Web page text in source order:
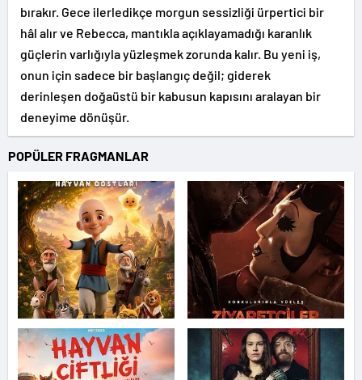
bırakır. Gece ilerledikçe morgun sessizliği ürpertici bir
hâl alır ve Rebecca, mantıkla açıklayamadığı karanlık
güçlerin varlığıyla yüzleşmek zorunda kalır. Bu yeni iş,
onun için sadece bir başlangıç değil; giderek
derinleşen doğaüstü bir kabusun kapısını aralayan bir
deneyime dönüşür.
POPÜLER FRAGMANLAR